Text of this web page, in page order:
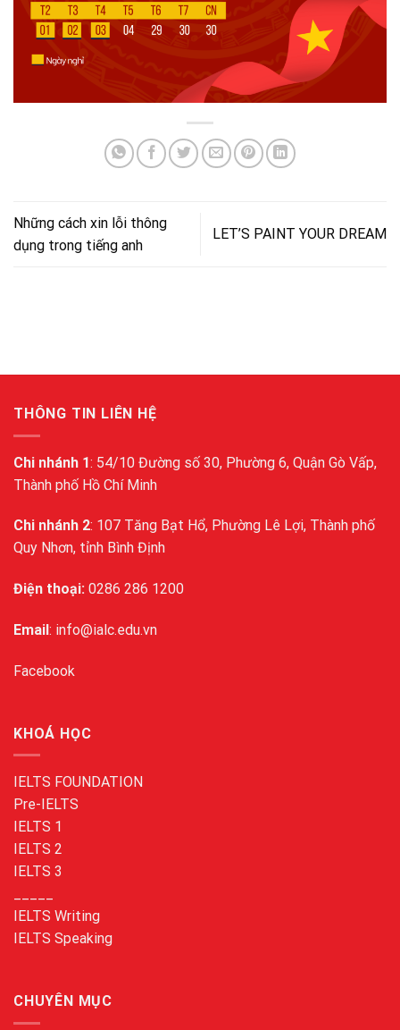
Những cách xin lỗi thông
dụng trong tiếng anh
LET’S PAINT YOUR DREAM
THÔNG TIN LIÊN HỆ
Chi nhánh 1: 54/10 Đường số 30, Phường 6, Quận Gò Vấp,
Thành phố Hồ Chí Minh
Chi nhánh 2: 107 Tăng Bạt Hổ, Phường Lê Lợi, Thành phố
Quy Nhơn, tỉnh Bình Định
Điện thoại: 0286 286 1200
Email: info@ialc.edu.vn
Facebook
KHOÁ HỌC
IELTS FOUNDATION
Pre-IELTS
IELTS 1
IELTS 2
IELTS 3
IELTS Writing
IELTS Speaking
CHUYÊN MỤC